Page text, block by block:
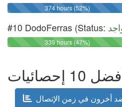
374 hours (52%)
#10 DodoFerras (Status:
339 hours (47%)
10 إحصائيات